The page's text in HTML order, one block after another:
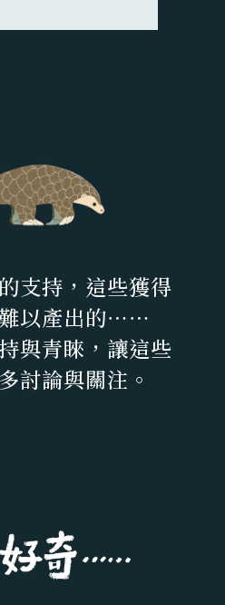
支持，這些獲得
以產出的⋯⋯
與青睞，讓這些
討論與關注。